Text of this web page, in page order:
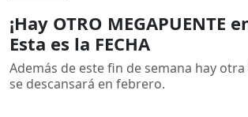
¡Hay OTRO MEGAPUENTE
Esta es la FECHA
Además de este fin de semana hay
se descansará en febrero.